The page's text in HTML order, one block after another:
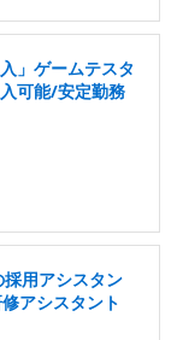
」ゲームテスタ
可能/安定勤務
用アシスタン
アシスタント